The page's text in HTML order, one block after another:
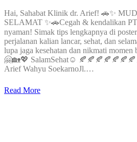
Hai, Sahabat Klinik dr. Arief! 🚗✨
SELAMAT ✨🚗Cegah & kendalikan
nyaman! Simak tips lengkapnya di
perjalanan kalian lancar, sehat, dan
lupa jaga kesehatan dan nikmati momen
🤗🏡💖 SalamSehat☺️
Arief Wahyu SoekarnoJl.…
Read More